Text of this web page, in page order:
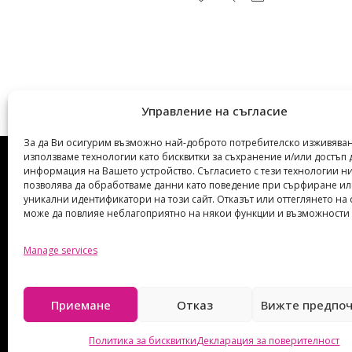
Управление на съгласие
За да Ви осигурим възможно най-доброто потребителско
използваме технологии като бисквитки за съхранение и/или достъп
информация на Вашето устройство. Съгласието с тези технологии ни
позволява да обработваме данни като поведение при сърфиране
уникални идентификатори на този сайт. Отказът или оттеглянето на
може да повлияе неблагоприятно на някои функции и възможности
Manage services
Приемане Отказ Вижте
Политика за бисквиткиДекларация за поверителност